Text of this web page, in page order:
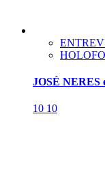
JOSÉ NERES
10 10